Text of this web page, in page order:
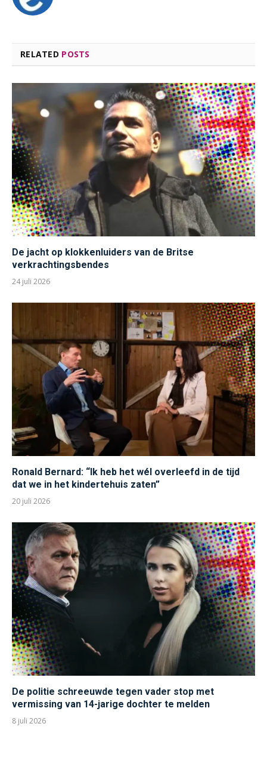
RELATED POSTS
De jacht op klokkenluiders van de Britse
verkrachtingsbendes
24 juli 2026
Ronald Bernard: “Ik heb het wél overleefd in de tijd
dat we in het kindertehuis zaten”
20 juli 2026
De politie schreeuwde tegen vader stop met
vermissing van 14-jarige dochter te melden
8 juli 2026